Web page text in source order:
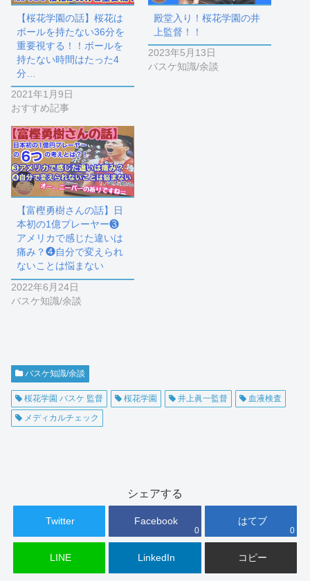
【桜花学園の話】桜花は
ボールを持たない36分を
重要視する！！ボールを
持たない時間はたった4
分…
2021年1月9日
おすすめ記事
殿堂入り！桜花学園の井
上監督！！
2023年5月13日
バスケ知識/余談
【富樫勇樹さんの話】日
本初の1億プレーヤー❸
アメリカで感じた違いは
痛み？❹自分で変えられ
ないことは悩まない
2022年6月24日
バスケ知識/余談
バスケ知識/余談
桜花学園 バスケ 監督 桜花学園 井上眞一監督
血液検査
メディカルチェック
シェアする
Twitter Facebook
0
はてブ
0
LINE LinkedIn コピー